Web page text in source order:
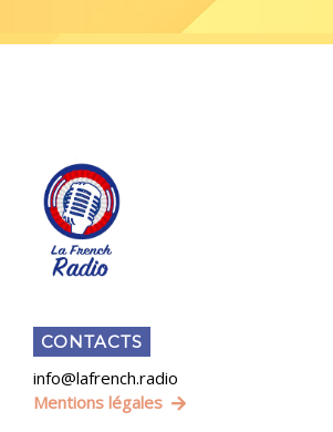
CONTACTS
info@lafrench.radio
Mentions légales